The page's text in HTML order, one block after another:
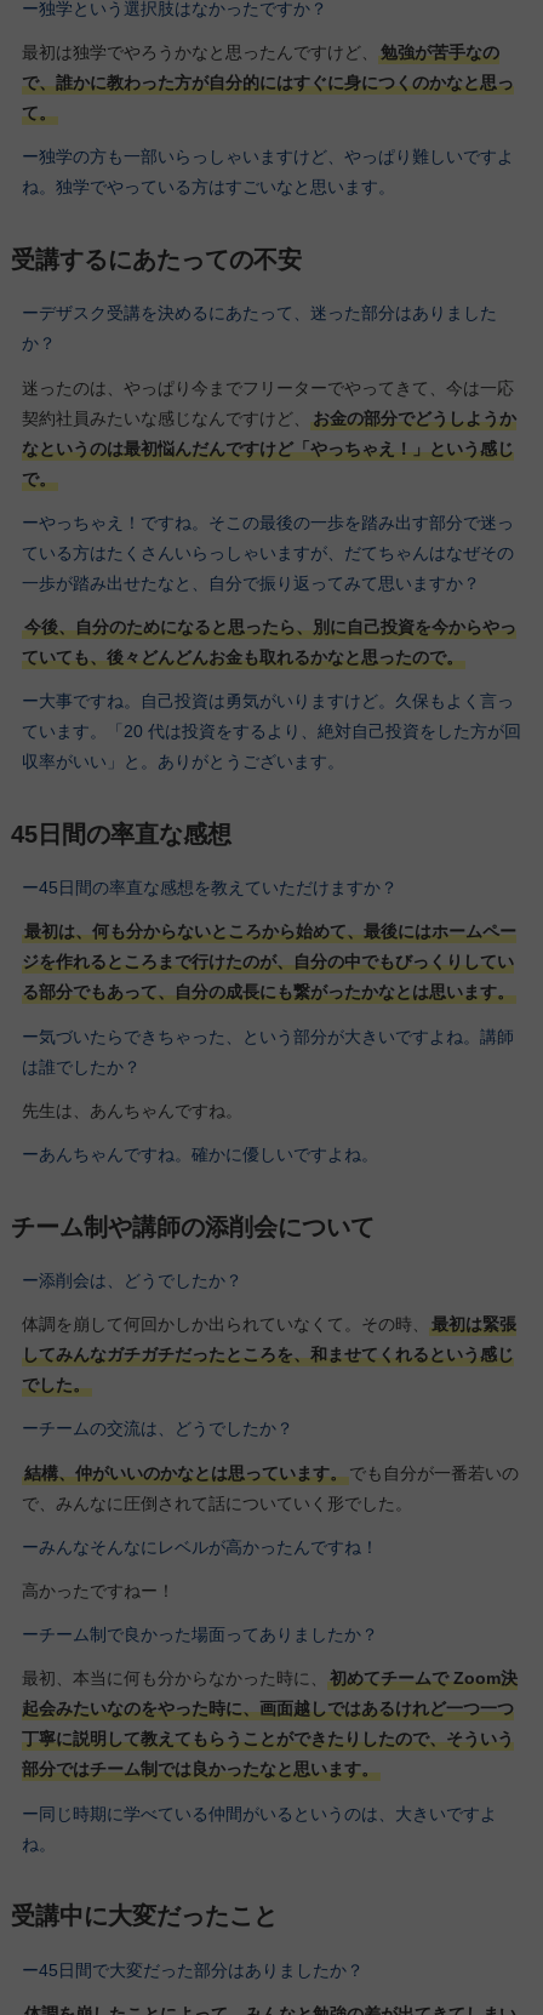
ー独学という選択肢はなかったですか？
最初は独学でやろうかなと思ったんですけど、
勉強が苦手なの
で、誰かに教わった方が自分的にはすぐに身につくのかなと思っ
て。
ー独学の方も一部いらっしゃいますけど、やっぱり難しいですよ
ね。独学でやっている方はすごいなと思います。
受講するにあたっての不安
ーデザスク受講を決めるにあたって、迷った部分はありました
か？
迷ったのは、やっぱり今までフリーターでやってきて、今は一応
契約社員みたいな感じなんですけど、
お金の部分でどうしようか
なというのは最初悩んだんですけど「やっちゃえ！」という感じ
で。
ーやっちゃえ！ですね。そこの最後の一歩を踏み出す部分で迷っ
ている方はたくさんいらっしゃいますが、だてちゃんはなぜその
一歩が踏み出せたなと、自分で振り返ってみて思いますか？
今後、自分のためになると思ったら、別に自己投資を今からやっ
ていても、後々どんどんお金も取れるかなと思ったので。
ー大事ですね。自己投資は勇気がいりますけど。久保もよく言っ
ています。「20 代は投資をするより、絶対自己投資をした方が回
収率がいい」と。ありがとうございます。
45日間の率直な感想
ー45日間の率直な感想を教えていただけますか？
最初は、何も分からないところから始めて、最後にはホームペー
ジを作れるところまで行けたのが、自分の中でもびっくりしてい
る部分でもあって、自分の成長にも繋がったかなとは思います。
ー気づいたらできちゃった、という部分が大きいですよね。講師
は誰でしたか？
先生は、あんちゃんですね。
ーあんちゃんですね。確かに優しいですよね。
チーム制や講師の添削会について
ー添削会は、どうでしたか？
体調を崩して何回かしか出られていなくて。その時、
最初は緊張
してみんなガチガチだったところを、和ませてくれるという感じ
でした。
ーチームの交流は、どうでしたか？
結構、仲がいいのかなとは思っています。でも自分が一番若いの
で、みんなに圧倒されて話についていく形でした。
ーみんなそんなにレベルが高かったんですね！
高かったですねー！
ーチーム制で良かった場面ってありましたか？
最初、本当に何も分からなかった時に、
初めてチームで Zoom決
起会みたいなのをやった時に、画面越しではあるけれど一つ一つ
丁寧に説明して教えてもらうことができたりしたので、そういう
部分ではチーム制では良かったなと思います。
ー同じ時期に学べている仲間がいるというのは、大きいですよ
ね。
受講中に大変だったこと
ー45日間で大変だった部分はありましたか？